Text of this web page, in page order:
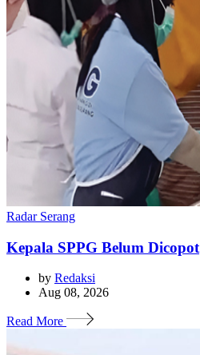
Radar Serang
Kepala SPPG Belum Dicopot
by Redaksi
Aug 08, 2026
Read More